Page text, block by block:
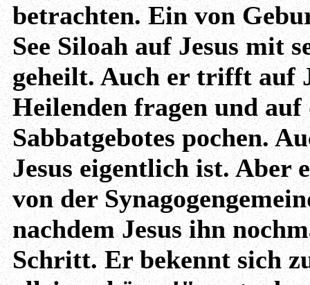
betrachten. Ein von
See Siloah auf Jesus mit
geheilt. Auch er trifft auf
Heilenden fragen und
Sabbatgebotes pochen.
Jesus eigentlich ist. Aber
von der
nachdem Jesus ihn
Schritt. Er bekennt sich